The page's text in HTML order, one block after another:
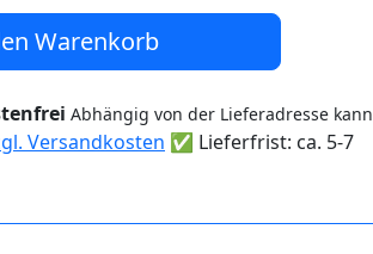
Warenkorb
Abhängig von der Lieferadresse kann
Versandkosten ✅ Lieferfrist: ca. 5-7